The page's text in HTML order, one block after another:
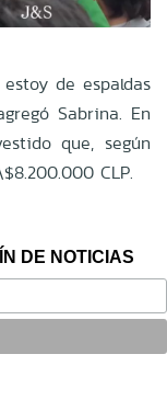
de espaldas
Sabrina. En
que, según
CLP.
DE NOTICIAS